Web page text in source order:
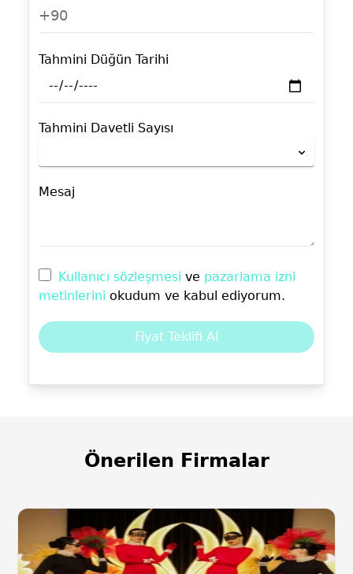
+90
Tahmini Düğün Tarihi
Tahmini Davetli Sayısı
Mesaj
Kullanıcı sözleşmesi ve pazarlama izni
metinlerini okudum ve kabul ediyorum.
Fiyat Teklifi Al
Önerilen Firmalar